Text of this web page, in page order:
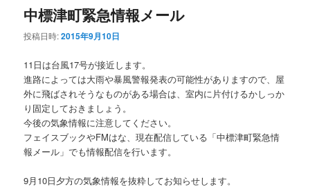
中標津町緊急情報メール
投稿日時:2015年9月10日
11日は台風17号が接近します。
進路によっては大雨や暴風警報発表の可能性がありますので、屋
外に飛ばされそうなものがある場合は、室内に片付けるかしっか
り固定しておきましょう。
今後の気象情報に注意してください。
フェイスブックやFMはな、現在配信している「中標津町緊急情
報メール」でも情報配信を行います。
9月10日夕方の気象情報を抜粋してお知らせします。